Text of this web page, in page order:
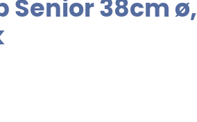
Senior 38cm ø,